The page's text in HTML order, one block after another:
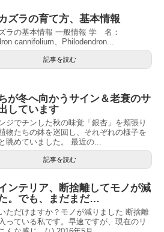
ズラの育て方、基本情報
ラの基本情報 一般情報 学 名：
cannifolium、Philodendron...
記事を読む
が冬へ向かうサイン＆老衰のサ
しています
ジでチンした秋の味覚「銀杏」を頬張り
物たちの鉢を巡回し、それぞれの様子を
眺めていました。 最近の...
記事を読む
ンテリア、断捨離してモノが減
。でも、まだまだ…
ただけますか？モノが減りました 断捨離
っている私です。早速ですが、現在のリ